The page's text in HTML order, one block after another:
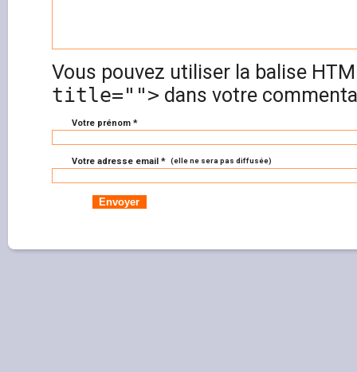
Vous pouvez utiliser la balise
title=""> dans votre
Votre prénom *
Votre adresse email * (elle ne sera pas diffusée)